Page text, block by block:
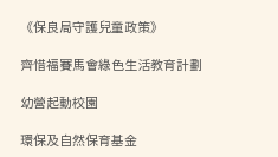
《保良局守護兒童政策》
齊惜福賽馬會綠色生活教育計劃
幼營起動校園
環保及自然保育基金